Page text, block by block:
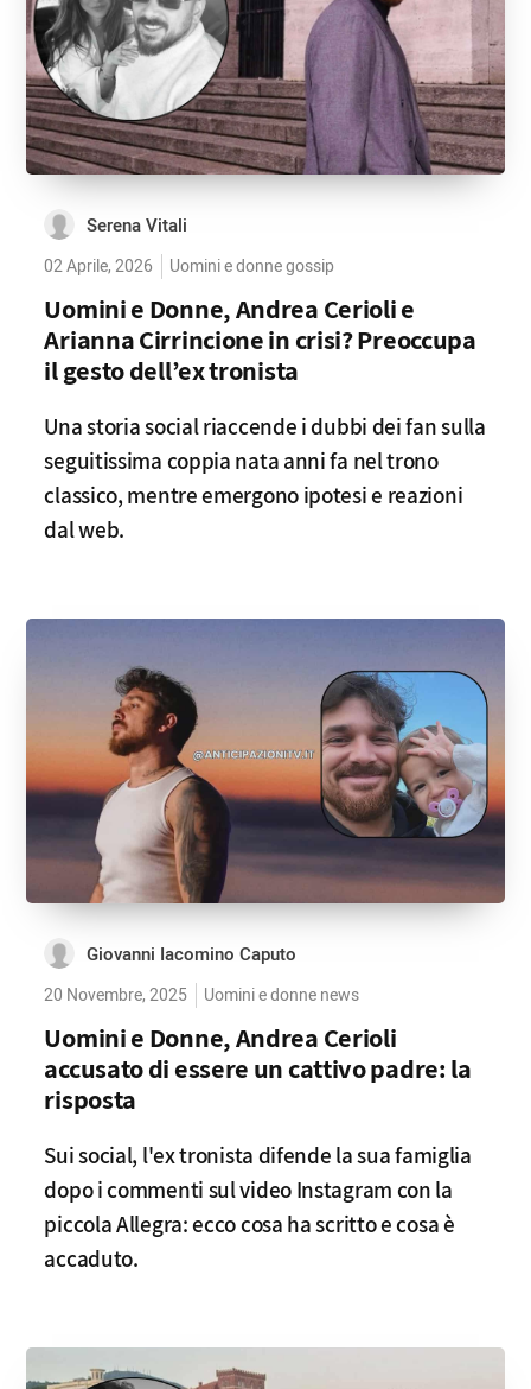
Serena Vitali
02 Aprile, 2026 Uomini e donne gossip
Uomini e Donne, Andrea Cerioli e
Arianna Cirrincione in crisi? Preoccupa
il gesto dell’ex tronista
Una storia social riaccende i dubbi dei fan sulla
seguitissima coppia nata anni fa nel trono
classico, mentre emergono ipotesi e reazioni
dal web.
Giovanni Iacomino Caputo
20 Novembre, 2025 Uomini e donne news
Uomini e Donne, Andrea Cerioli
accusato di essere un cattivo padre: la
risposta
Sui social, l'ex tronista difende la sua famiglia
dopo i commenti sul video Instagram con la
piccola Allegra: ecco cosa ha scritto e cosa è
accaduto.